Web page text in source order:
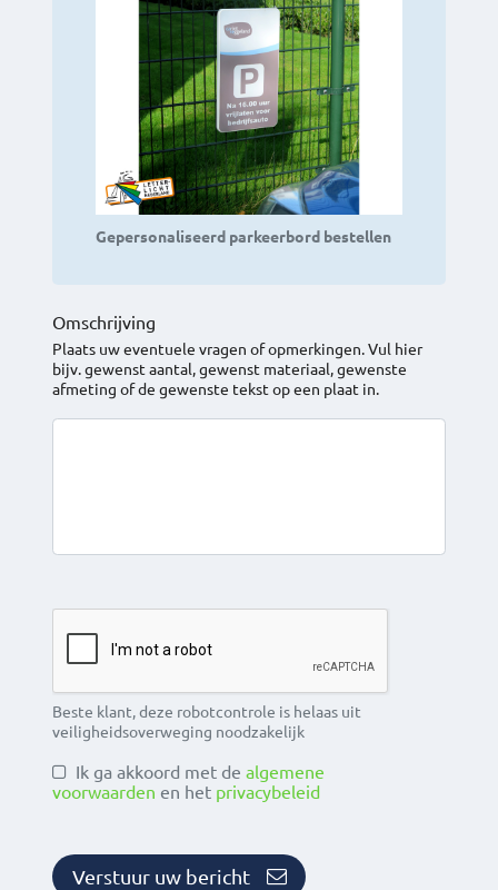
Gepersonaliseerd parkeerbord bestellen
Omschrijving
Plaats uw eventuele vragen of opmerkingen. Vul hier
bijv. gewenst aantal, gewenst materiaal, gewenste
afmeting of de gewenste tekst op een plaat in.
Beste klant, deze robotcontrole is helaas uit
veiligheidsoverweging noodzakelijk
Ik ga akkoord met de algemene
voorwaarden en het privacybeleid
Verstuur uw bericht